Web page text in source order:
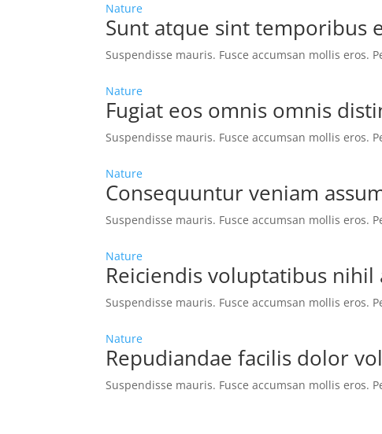
Nature
Sunt atque sint temporibus
Suspendisse mauris. Fusce accumsan mollis
Nature
Fugiat eos omnis omnis
Suspendisse mauris. Fusce accumsan mollis
Nature
Consequuntur veniam
Suspendisse mauris. Fusce accumsan mollis
Nature
Reiciendis voluptatibus nihil
Suspendisse mauris. Fusce accumsan mollis
Nature
Repudiandae facilis dolor
Suspendisse mauris. Fusce accumsan mollis